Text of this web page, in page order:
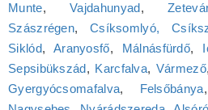
Munte,Vajdahunyad,
Szászrégen, Csíksomlyó,
Siklód, Aranyosfő, Málnásfürdő,
Sepsibükszád, Karcfalva, Vármező,
Gyergyócsomafalva, Felsőbánya